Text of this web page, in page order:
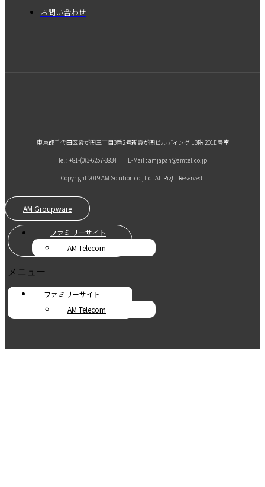
お問い合わせ
東京都千代田区霞が関三丁目3番2号新霞が関ビルディング LB階 201E号室
Tel : +81-(0)3-6257-3834 | E-Mail : amjapan@amtel.co.jp
Copyright 2019 AM Solution co., ltd. All Right Reserved.
AM Groupware
ファミリーサイト
AM Telecom
メニュー
ファミリーサイト
AM Telecom